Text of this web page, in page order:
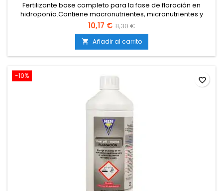
Fertilizante base completo para la fase de floración en
hidroponía.Contiene macronutrientes, micronutrientes y
sustancias vitales.Estimula flores compactas, aromáticas y
resinosas.Fórmula estable y completamente soluble.Ideal
para sistemas de recirculación e hidroponía en general.
10,17 € 11,30 €
 Añadir al carrito
-10% favorite_border